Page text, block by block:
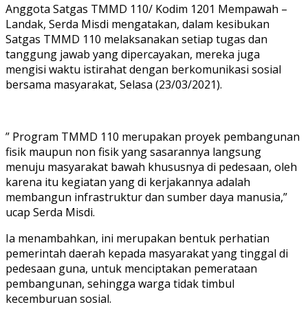
Anggota Satgas TMMD 110/ Kodim 1201 Mempawah –
Landak, Serda Misdi mengatakan, dalam kesibukan
Satgas TMMD 110 melaksanakan setiap tugas dan
tanggung jawab yang dipercayakan, mereka juga
mengisi waktu istirahat dengan berkomunikasi sosial
bersama masyarakat, Selasa (23/03/2021).
” Program TMMD 110 merupakan proyek pembangunan
fisik maupun non fisik yang sasarannya langsung
menuju masyarakat bawah khususnya di pedesaan, oleh
karena itu kegiatan yang di kerjakannya adalah
membangun infrastruktur dan sumber daya manusia,”
ucap Serda Misdi.
Ia menambahkan, ini merupakan bentuk perhatian
pemerintah daerah kepada masyarakat yang tinggal di
pedesaan guna, untuk menciptakan pemerataan
pembangunan, sehingga warga tidak timbul
kecemburuan sosial.